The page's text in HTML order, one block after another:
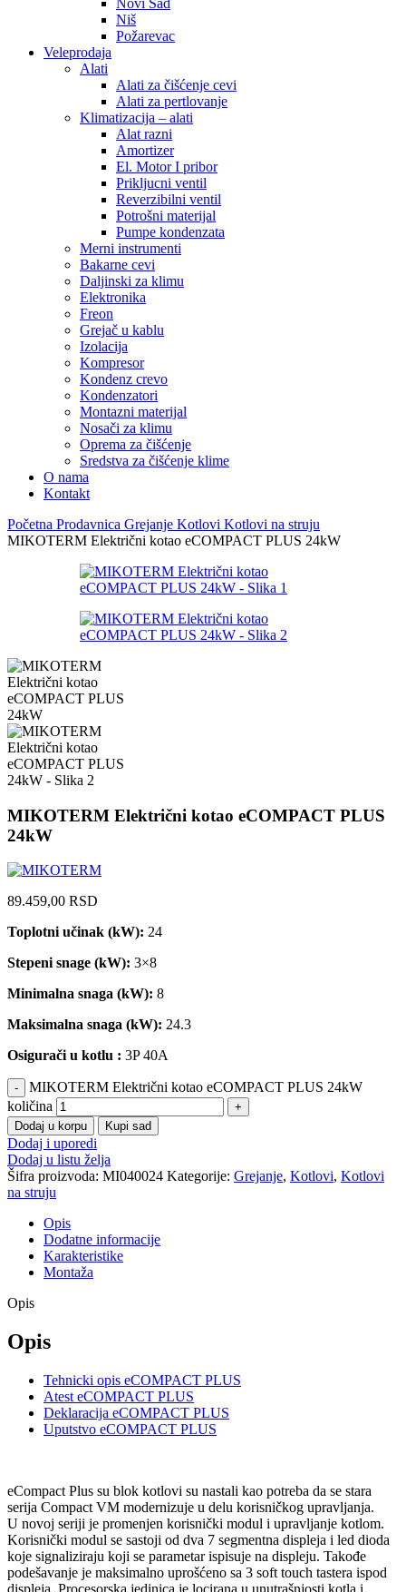
Novi Sad
Niš
Požarevac
Veleprodaja
Alati
Alati za čišćenje cevi
Alati za pertlovanje
Klimatizacija – alati
Alat razni
Amortizer
El. Motor I pribor
Prikljucni ventil
Reverzibilni ventil
Potrošni materijal
Pumpe kondenzata
Merni instrumenti
Bakarne cevi
Daljinski za klimu
Elektronika
Freon
Grejač u kablu
Izolacija
Kompresor
Kondenz crevo
Kondenzatori
Montazni materijal
Nosači za klimu
Oprema za čišćenje
Sredstva za čišćenje klime
O nama
Kontakt
Početna Prodavnica Grejanje Kotlovi Kotlovi na struju
MIKOTERM Električni kotao eCOMPACT PLUS 24kW
MIKOTERM Električni kotao eCOMPACT PLUS
24kW
89.459,00 RSD
Toplotni učinak (kW): 24
Stepeni snage (kW): 3×8
Minimalna snaga (kW): 8
Maksimalna snaga (kW): 24.3
Osigurači u kotlu : 3P 40A
MIKOTERM Električni kotao eCOMPACT PLUS 24kW
količina
Dodaj u korpu Kupi sad
Dodaj i uporedi
Dodaj u listu želja
Šifra proizvoda: MI040024 Kategorije: Grejanje, Kotlovi, Kotlovi
na struju
Opis
Dodatne informacije
Karakteristike
Montaža
Opis
Opis
Tehnicki opis eCOMPACT PLUS
Atest eCOMPACT PLUS
Deklaracija eCOMPACT PLUS
Uputstvo eCOMPACT PLUS
eCompact Plus su blok kotlovi su nastali kao potreba da se stara
serija Compact VM modernizuje u delu korisničkog upravljanja.
U novoj seriji je promenjen korisnički modul i upravljanje kotlom.
Korisnički modul se sastoji od dva 7 segmentna displeja i led dioda
koje signaliziraju koji se parametar ispisuje na displeju. Takođe
podešavanje je maksimalno uprošćeno sa 3 soft touch tastera ispod